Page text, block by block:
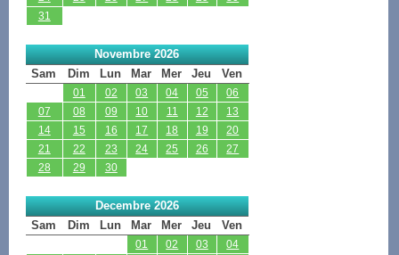
31
Novembre 2026
Sam
Dim Lun Mar Mer Jeu Ven
01 02 03 04 05
06
07
08 09 10 11 12
13
14
15 16 17 18 19
20
21
22 23 24 25 26
27
28
29 30
Decembre 2026
Sam
Dim Lun Mar Mer Jeu Ven
01 02 03
04